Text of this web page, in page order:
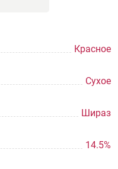
Красное
Сухое
Шираз
14.5%